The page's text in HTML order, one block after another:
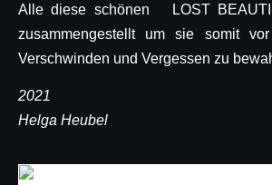
Alle diese schönen LOST
zusammengestellt um sie somit
Verschwinden und Vergessen zu
2021
Helga Heubel